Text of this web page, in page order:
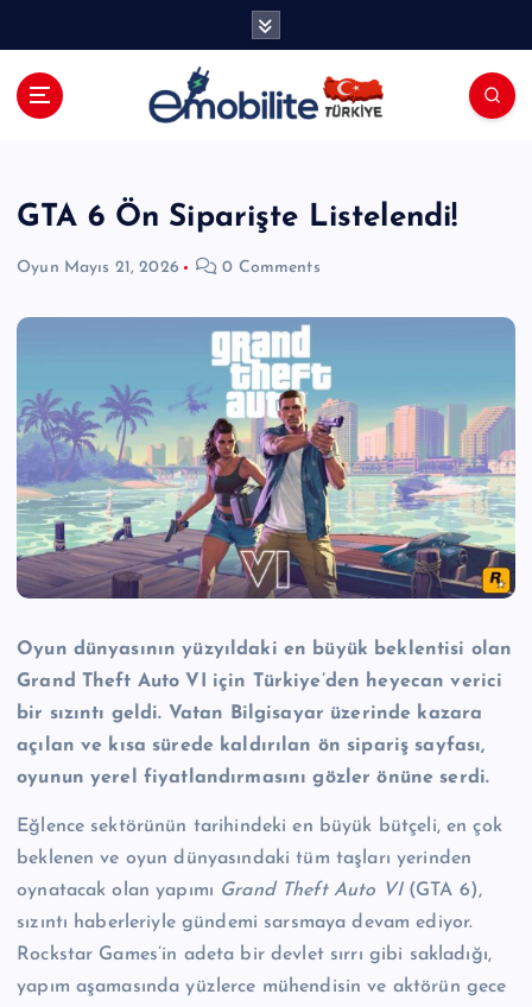
GTA 6 Ön Siparişte Listelendi!
Oyun Mayıs 21, 2026 0 Comments
Oyun dünyasının yüzyıldaki en büyük beklentisi olan
Grand Theft Auto VI için Türkiye’den heyecan verici
bir sızıntı geldi. Vatan Bilgisayar üzerinde kazara
açılan ve kısa sürede kaldırılan ön sipariş sayfası,
oyunun yerel fiyatlandırmasını gözler önüne serdi.
Eğlence sektörünün tarihindeki en büyük bütçeli, en çok
beklenen ve oyun dünyasındaki tüm taşları yerinden
oynatacak olan yapımı Grand Theft Auto VI(GTA 6),
sızıntı haberleriyle gündemi sarsmaya devam ediyor.
Rockstar Games’in adeta bir devlet sırrı gibi sakladığı,
yapım aşamasında yüzlerce mühendisin ve aktörün gece